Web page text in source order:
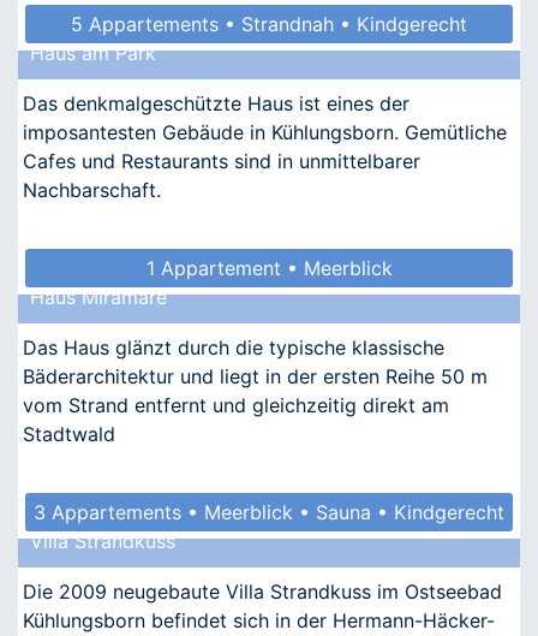
5 Appartements • Strandnah • Kindgerecht
Haus am Park
Das denkmalgeschützte Haus ist eines der
imposantesten Gebäude in Kühlungsborn. Gemütliche
Cafes und Restaurants sind in unmittelbarer
Nachbarschaft.
1 Appartement • Meerblick
Haus Miramare
Das Haus glänzt durch die typische klassische
Bäderarchitektur und liegt in der ersten Reihe 50 m
vom Strand entfernt und gleichzeitig direkt am
Stadtwald
3 Appartements • Meerblick • Sauna • Kindgerecht
Villa Strandkuss
Die 2009 neugebaute Villa Strandkuss im Ostseebad
Kühlungsborn befindet sich in der Hermann-Häcker-